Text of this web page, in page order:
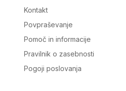
Kontakt
Povpraševanje
Pomoč in informacije
Pravilnik o zasebnosti
Pogoji poslovanja